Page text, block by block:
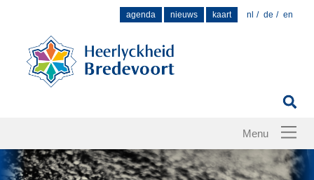
agenda nieuws kaart nl de en